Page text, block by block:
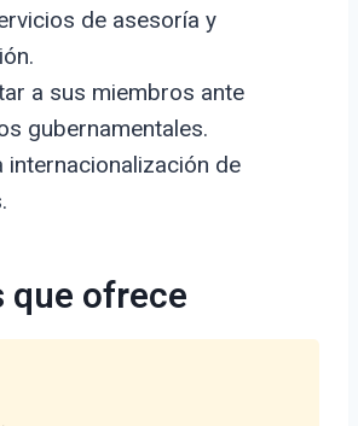
de asesoría y
a sus miembros ante
gubernamentales.
internacionalización de
que ofrece